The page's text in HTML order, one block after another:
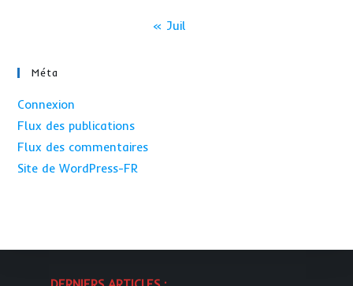
« Juil
Méta
Connexion
Flux des publications
Flux des commentaires
Site de WordPress-FR